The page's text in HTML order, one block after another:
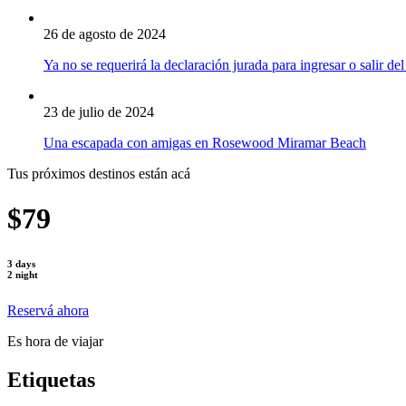
26 de agosto de 2024
Ya no se requerirá la declaración jurada para ingresar o salir
23 de julio de 2024
Una escapada con amigas en Rosewood Miramar Beach
Tus próximos destinos están acá
$79
3 days
2 night
Reservá ahora
Es hora de viajar
Etiquetas